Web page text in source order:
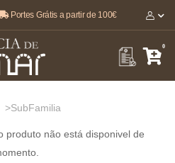
Portes Grátis a partir de 100€
0
>SubFamilia
produto não está disponivel de